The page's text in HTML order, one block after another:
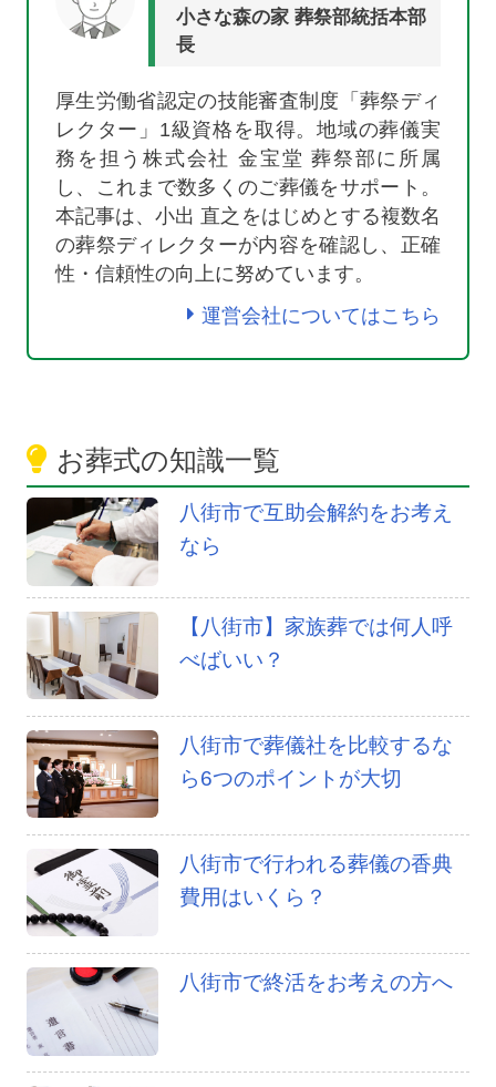
小さな森の家 葬祭部統括本部
長
厚生労働省認定の技能審査制度「葬祭ディ
レクター」1級資格を取得。地域の葬儀実
務を担う株式会社 金宝堂 葬祭部に所属
し、これまで数多くのご葬儀をサポート。
本記事は、小出 直之をはじめとする複数名
の葬祭ディレクターが内容を確認し、正確
性・信頼性の向上に努めています。
運営会社についてはこちら
お葬式の知識一覧
八街市で互助会解約をお考え
なら
【八街市】家族葬では何人呼
べばいい？
八街市で葬儀社を比較するな
ら6つのポイントが大切
八街市で行われる葬儀の香典
費用はいくら？
八街市で終活をお考えの方へ